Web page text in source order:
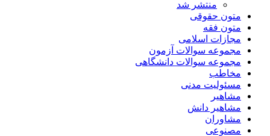
منتشر شد
متون حقوقی
متون فقه
مجازات اسلامی
مجموعه سوالات آزمون
مجموعه سوالات دانشگاهی
مخاطب
مسئولیت مدنی
مشاهیر
مشاهیر دانش
مشاوران
مصنوعی